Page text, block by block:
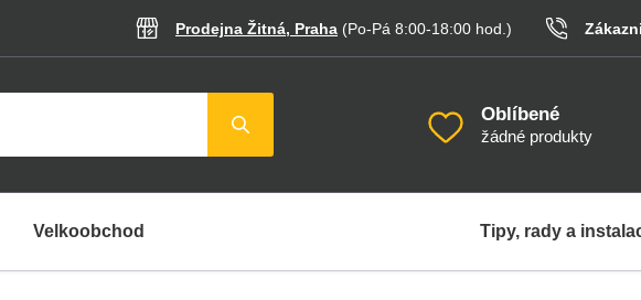
Prodejna Žitná, Praha (Po-Pá 8:00-18:00 hod. )
Oblíbené
žádné produkty
Velkoobchod Tipy, rady a